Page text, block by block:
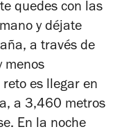
quedes con las
y déjate
a través de
menos
es llegar en
a 3,460 metros
En la noche